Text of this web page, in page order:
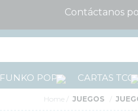
Contáctanos
FUNKO POP! CARTAS TCG
Home JUEGOS